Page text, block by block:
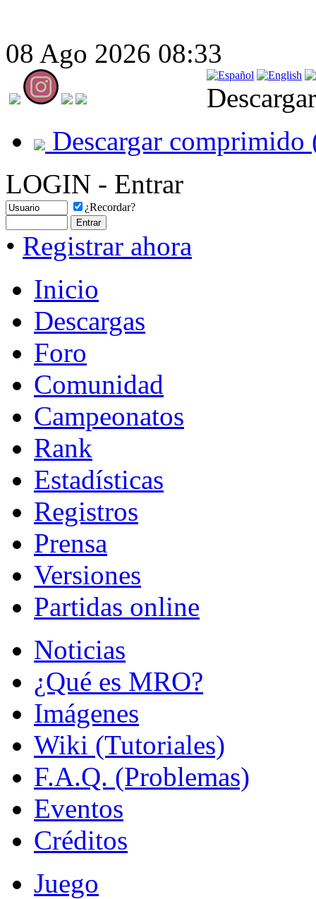
08 Ago 2026 08:33
Descargar comprimido
LOGIN - Entrar
¿Recordar?
• Registrar ahora
Inicio
Descargas
Foro
Comunidad
Campeonatos
Rank
Estadísticas
Registros
Prensa
Versiones
Partidas online
Noticias
¿Qué es MRO?
Imágenes
Wiki (Tutoriales)
F.A.Q. (Problemas)
Eventos
Créditos
Juego